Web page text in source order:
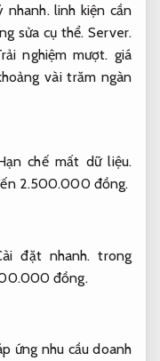
nhanh. linh kiện cần
sửa cụ thể.Server.
nghiệm mượt. giá
vài trăm ngàn
chế mất dữ liệu.
2.500.000 đồng.
đặt nhanh. trong
đồng.
ứng nhu cầu doanh